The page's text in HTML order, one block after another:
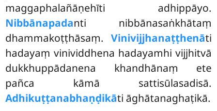
maggaphalañāṇehīti adhippāyo.
Nibbānapadanti nibbānasaṅkhātaṃ
dhammakoṭṭhāsaṃ. Vinivijjhanaṭṭhenāti
hadayaṃ vinividdhena hadayamhi vijjhitvā
dukkhuppādanena khandhānaṃ ete
pañca kāmā sattisūlasadisā.
Adhikuṭṭanabhaṇḍikāti āghātanaghaṭikā.